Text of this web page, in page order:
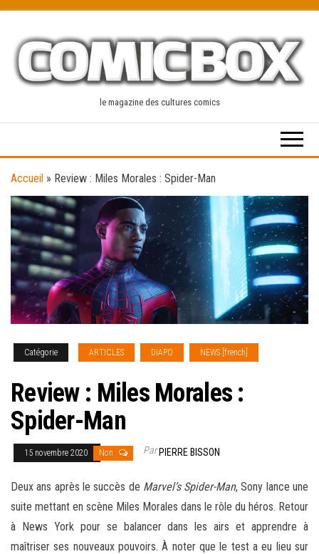
content
le magazine des cultures comics
Accueil » Review : Miles Morales : Spider-Man
Catégorie ARTICLES DIAPO NEWS [french]
Review : Miles Morales :
Spider-Man
15 novembre 2020 Non ParPIERRE BISSON
Deux ans après le succès de Marvel’s Spider-Man, Sony lance une
suite mettant en scène Miles Morales dans le rôle du héros. Retour
à News York pour se balancer dans les airs et apprendre à
maîtriser ses nouveaux pouvoirs.À noter que le test a eu lieu sur